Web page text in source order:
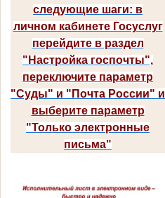
следующие шаги: в
личном кабинете Госуслуг
перейдите в раздел
"Настройка госпочты",
переключите параметр
"Суды" и "Почта России" и
выберите параметр
"Только электронные
письма"